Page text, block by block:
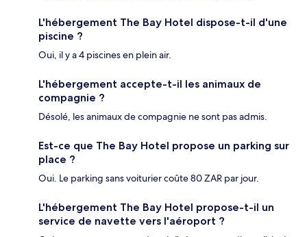
L'hébergement The Bay Hotel dispose-t-il d'une
piscine ?
Oui, il y a 4 piscines en plein air.
L'hébergement accepte-t-il les animaux de
compagnie ?
Désolé, les animaux de compagnie ne sont pas admis.
Est-ce que The Bay Hotel propose un parking sur
place ?
Oui. Le parking sans voiturier coûte 80 ZAR par jour.
L'hébergement The Bay Hotel propose-t-il un
service de navette vers l'aéroport ?